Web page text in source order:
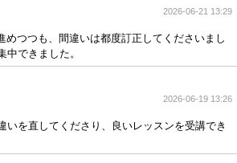
2026-06-21 13:29
めつつも、間違いは都度訂正してくださいまし
中できました。
2026-06-19 13:26
いを直してくださり、良いレッスンを受講でき